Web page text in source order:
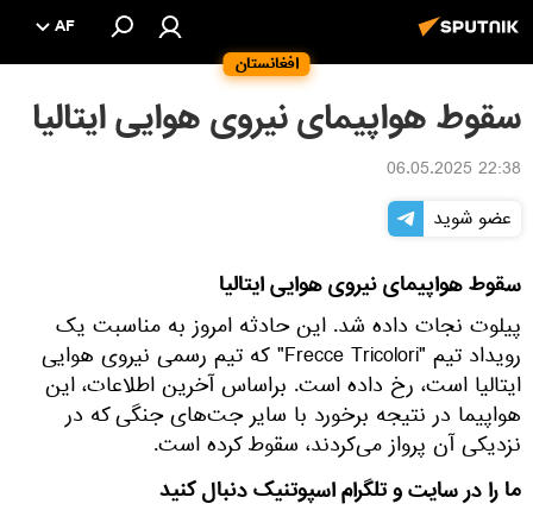
افغانستان
AF
سقوط هواپیمای نیروی هوایی ایتالیا
22:38 06.05.2025
عضو شوید
سقوط هواپیمای نیروی هوایی ایتالیا
پیلوت نجات داده شد. این حادثه امروز به مناسبت یک
رویداد تیم "Frecce Tricolori" که تیم رسمی نیروی هوایی
ایتالیا است، رخ داده است. براساس آخرین اطلاعات، این
هواپیما در نتیجه برخورد با سایر جت‌های جنگی که در
نزدیکی آن پرواز می‌کردند، سقوط کرده است.
ما را در سایت و تلگرام اسپوتنیک دنبال کنید